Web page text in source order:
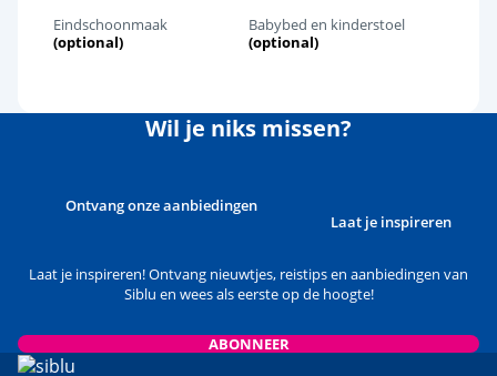
Eindschoonmaak
(optional)
Babybed en kinderstoel
(optional)
Wil je niks missen?
Ontvang onze aanbiedingen
Laat je inspireren
Laat je inspireren! Ontvang nieuwtjes, reistips en aanbiedingen van
Siblu en wees als eerste op de hoogte!
ABONNEER